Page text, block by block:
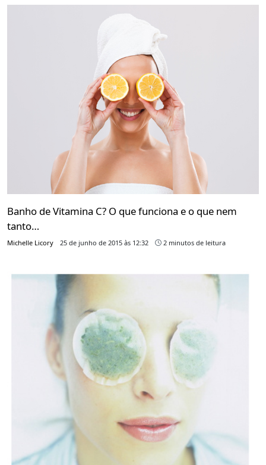
Banho de Vitamina C? O que funciona e o que nem
tanto…
Michelle Licory 25 de junho de 2015 às 12:32 2 minutos de leitura